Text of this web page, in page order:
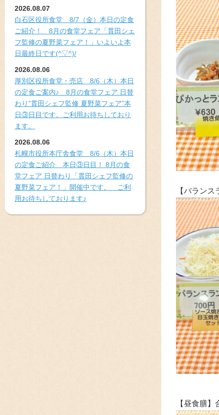
2026.08.07
白石区役所食堂 8/7（金）本日の定食
ご紹介！ 8月の食堂フェア「貫田シェ
フ監修の夏野菜フェア！」いよいよ本
日最終日です(^▽^)/
2026.08.06
厚別区役所食堂・売店 8/6（木）本日
の定食ご案内♪ 8月の食堂フェア 日替
わり”貫田シェフ監修 夏野菜フェア”本
日③日目です。ご利用お待ちしており
ます。
2026.08.06
札幌市役所本庁舎食堂 8/6（木）本日
の定食ご紹介 本日③日目！ 8月の食
堂フェア 日替わり「貫田シェフ監修の
夏野菜フェア！」開催中です。 ご利
用お待ちしております♪
【バランス
【昼食膳